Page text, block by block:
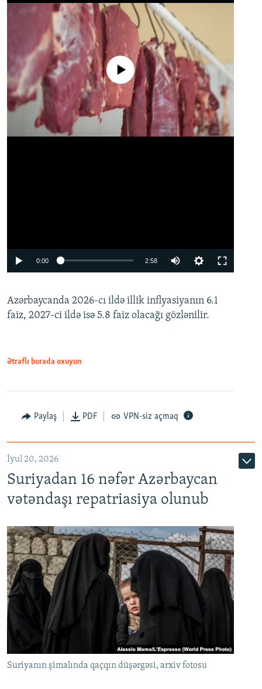
Auto
No media source currently available
0:00 2:58
360p
480p
Azərbaycanda 2026-cı ildə illik inflyasiyanın 6.1
faiz, 2027-ci ildə isə 5.8 faiz olacağı gözlənilir.
Ətraflı burada oxuyun
Paylaş PDF VPN-siz açmaq
İyul 20, 2026
Suriyadan 16 nəfər Azərbaycan
vətəndaşı repatriasiya olunub
Suriyanın şimalında qaçqın düşərgəsi, arxiv fotosu